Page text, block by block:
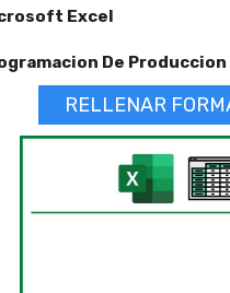
Excel
De
RELLENAR